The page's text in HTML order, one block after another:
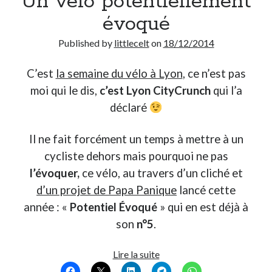
Tavukoi
évoqué
Published by littlecelton 18/12/2014
C’est la semaine du vélo à Lyon, ce n’est pas
moi qui le dis, c’est Lyon CityCrunchqui l’a
déclaré
Il ne fait forcément un temps à mettre à un
cycliste dehors mais pourquoi ne pas
l’évoquer,ce vélo, au travers d’un cliché et
d’un projet de Papa Panique lancé cette
année : « Potentiel Évoqué » qui en est déjà à
son n°5.
Lire la suiteUn
vélo